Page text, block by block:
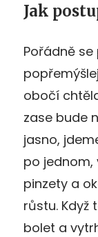
Jak
Pořádně
obočí
zase bude
jasno,
po jednom,
pinzety a
růstu. Když
bolet a